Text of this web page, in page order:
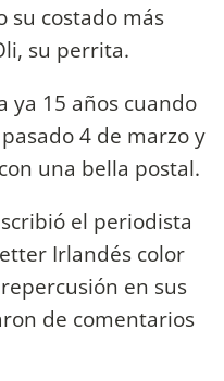
su costado más
su perrita.
ya 15 años cuando
4 de marzo y
una bella postal.
el periodista
Irlandés color
en sus
de comentarios